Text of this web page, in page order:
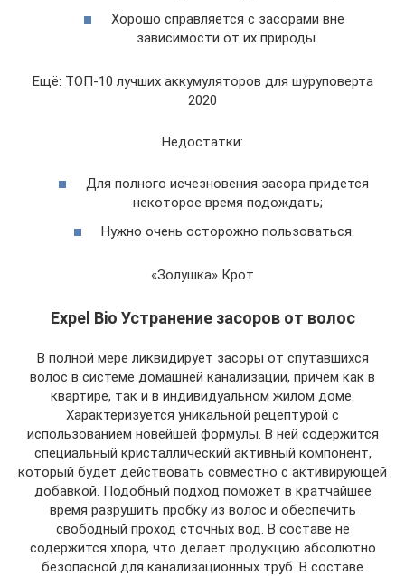
Хорошо справляется с засорами вне
зависимости от их природы.
Ещё: ТОП-10 лучших аккумуляторов для шуруповерта
2020
Недостатки:
Для полного исчезновения засора придется
некоторое время подождать;
Нужно очень осторожно пользоваться.
«Золушка» Крот
Expel Bio Устранение засоров от волос
В полной мере ликвидирует засоры от спутавшихся
волос в системе домашней канализации, причем как в
квартире, так и в индивидуальном жилом доме.
Характеризуется уникальной рецептурой с
использованием новейшей формулы. В ней содержится
специальный кристаллический активный компонент,
который будет действовать совместно с активирующей
добавкой. Подобный подход поможет в кратчайшее
время разрушить пробку из волос и обеспечить
свободный проход сточных вод. В составе не
содержится хлора, что делает продукцию абсолютно
безопасной для канализационных труб. В составе